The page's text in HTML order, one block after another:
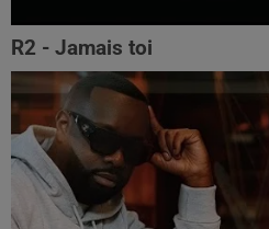
R2 - Jamais toi